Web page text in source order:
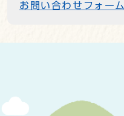
お問い合わせフォーム